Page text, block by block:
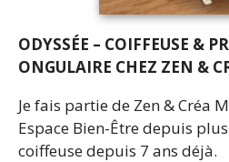
ODYSSÉE – COIFFEUSE &
ONGULAIRE CHEZ ZEN &
Je fais partie de Zen & Créa
Espace Bien-Être depuis
coiffeuse depuis 7 ans déjà.